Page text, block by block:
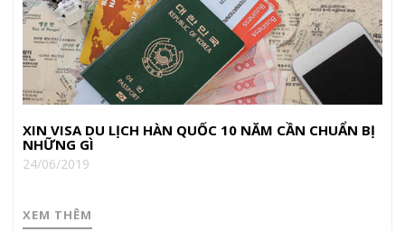
XIN VISA DU LỊCH HÀN QUỐC 10 NĂM CẦN CHUẨN BỊ
NHỮNG GÌ
24/06/2019
XEM THÊM